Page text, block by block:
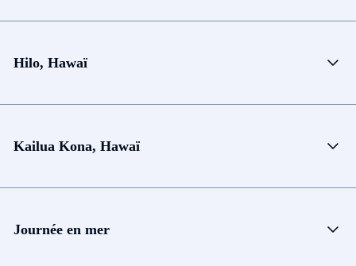
Hilo, Hawaï
Kailua Kona, Hawaï
Journée en mer